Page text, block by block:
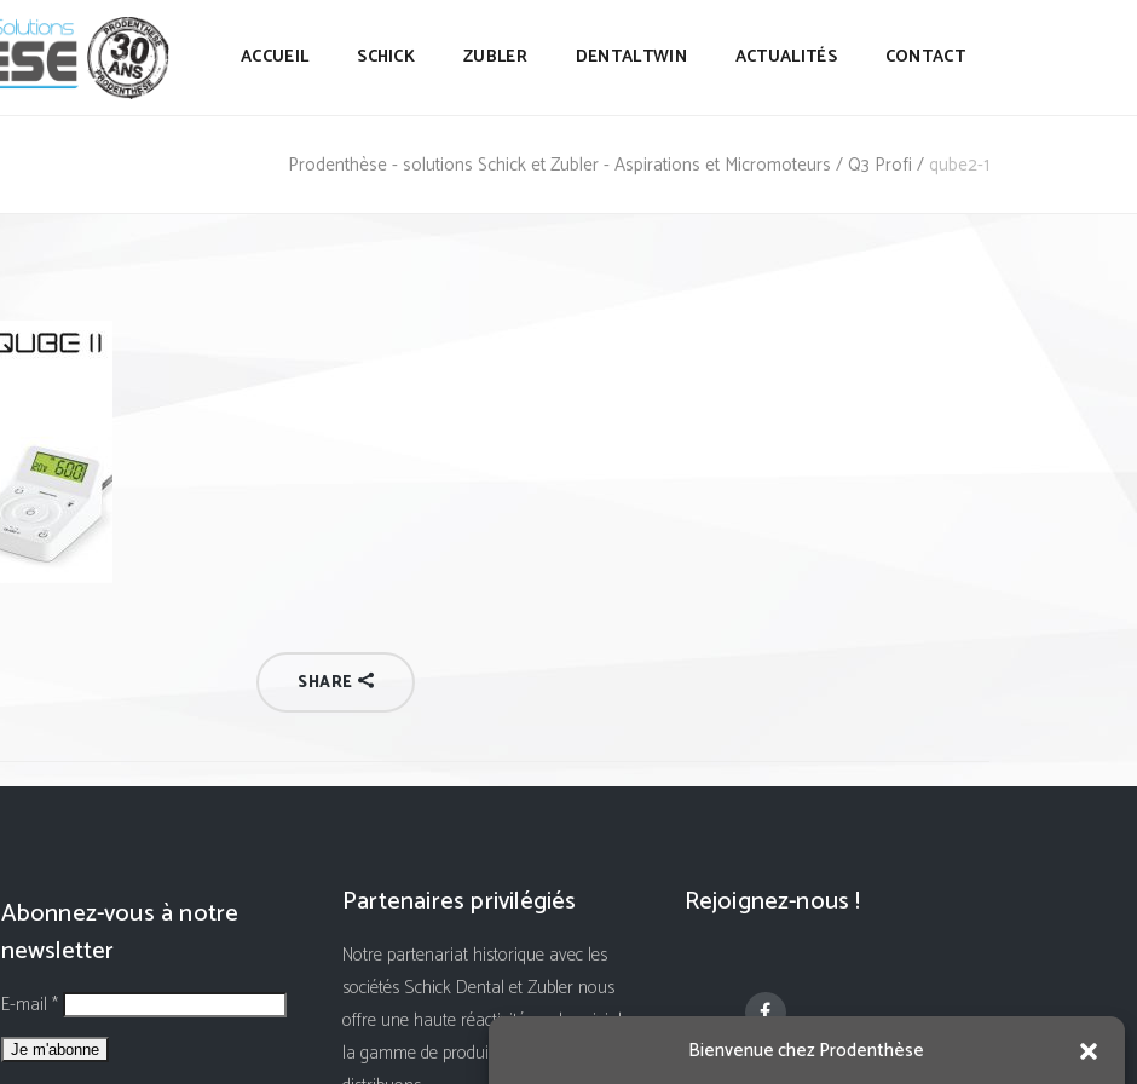
Bienvenue chez Prodenthèse
ACCUEIL SCHICK ZUBLER DENTALTWIN ACTUALITÉS CONTACT
Prodenthèse - solutions Schick et Zubler - Aspirations et Micromoteurs / Q3 Profi / qube2-1
SHARE
Abonnez-vous à notre
newsletter
E-mail *
Partenaires privilégiés
Notre partenariat historique avec les
sociétés Schick Dental et Zubler nous
offre une haute réactivité sur le suivi de
la gamme de produits que nous
Rejoignez-nous !